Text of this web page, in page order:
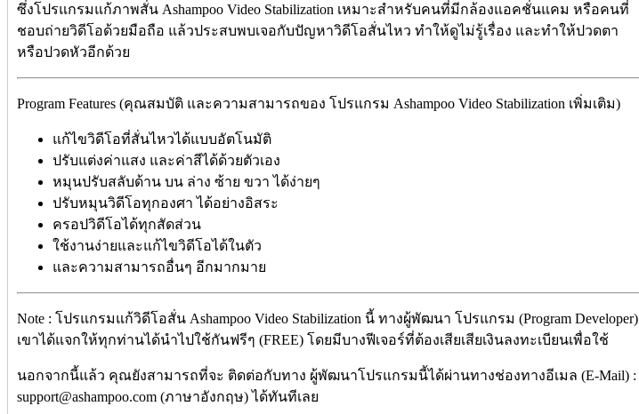
ซึ่งโปรแกรมแก้ภาพสั่น Ashampoo Video Stabilization เหมาะสำหรับคนที่มีกล้องแอคชั่นแคม หรือคนที่
ชอบถ่ายวิดีโอด้วยมือถือ แล้วประสบพบเจอกับปัญหาวิดีโอสั่นไหว ทำให้ดูไม่รู้เรื่อง และทำให้ปวดตา
หรือปวดหัวอีกด้วย
Program Features (คุณสมบัติ และความสามารถของ โปรแกรม Ashampoo Video Stabilization เพิ่มเติม)
แก้ไขวิดีโอที่สั่นไหวได้แบบอัตโนมัติ
ปรับแต่งค่าแสง และค่าสีได้ด้วยตัวเอง
หมุนปรับสลับด้าน บน ล่าง ซ้าย ขวา ได้ง่ายๆ
ปรับหมุนวิดีโอทุกองศา ได้อย่างอิสระ
ครอปวิดีโอได้ทุกสัดส่วน
ใช้งานง่ายและแก้ไขวิดีโอได้ในตัว
และความสามารถอื่นๆ อีกมากมาย
Note : โปรแกรมแก้วิดีโอสั่น Ashampoo Video Stabilization นี้ ทางผู้พัฒนา โปรแกรม (Program Developer)
เขาได้แจกให้ทุกท่านได้นำไปใช้กันฟรีๆ (FREE) โดยมีบางฟีเจอร์ที่ต้องเสียเสียเงินลงทะเบียนเพื่อใช้
นอกจากนี้แล้ว คุณยังสามารถที่จะ ติดต่อกับทาง ผู้พัฒนาโปรแกรมนี้ได้ผ่านทางช่องทางอีเมล (E-Mail) :
support@ashampoo.com (ภาษาอังกฤษ) ได้ทันทีเลย